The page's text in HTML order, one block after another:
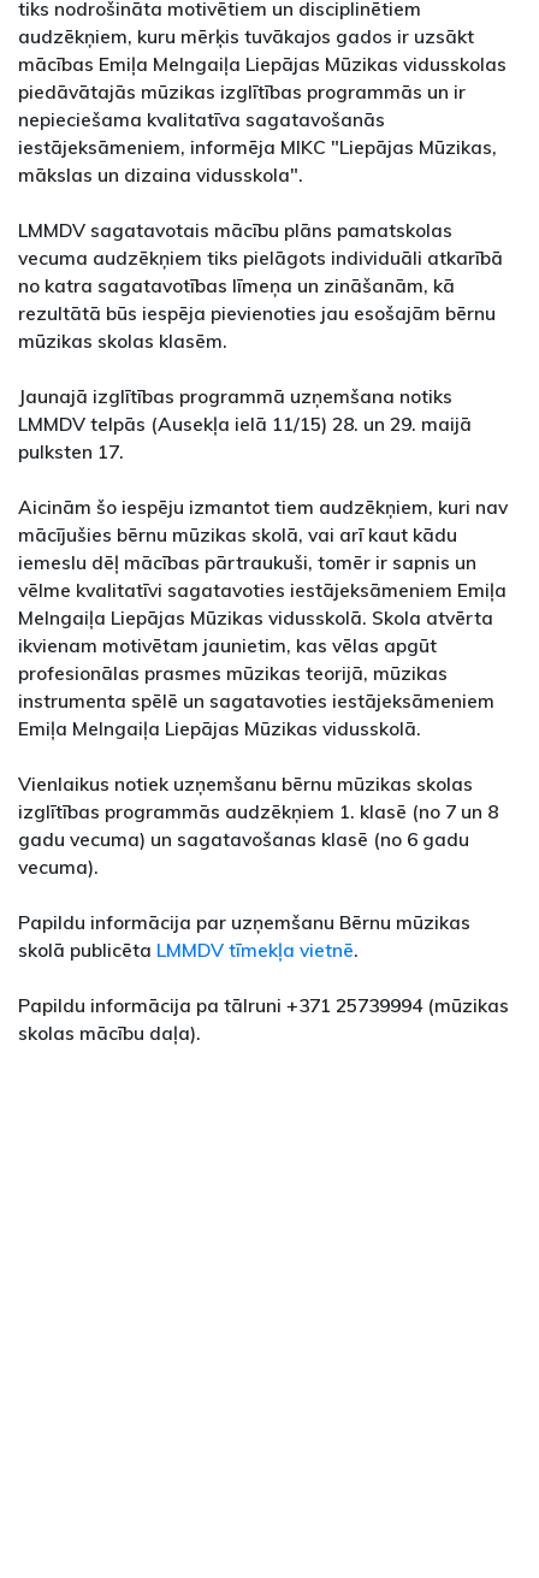
tiks nodrošināta motivētiem un disciplinētiem
audzēkņiem, kuru mērķis tuvākajos gados ir uzsākt
mācības Emiļa Melngaiļa Liepājas Mūzikas vidusskolas
piedāvātajās mūzikas izglītības programmās un ir
nepieciešama kvalitatīva sagatavošanās
iestājeksāmeniem, informēja MIKC "Liepājas Mūzikas,
mākslas un dizaina vidusskola".
LMMDV sagatavotais mācību plāns pamatskolas
vecuma audzēkņiem tiks pielāgots individuāli atkarībā
no katra sagatavotības līmeņa un zināšanām, kā
rezultātā būs iespēja pievienoties jau esošajām bērnu
mūzikas skolas klasēm.
Jaunajā izglītības programmā uzņemšana notiks
LMMDV telpās (Ausekļa ielā 11/15) 28. un 29. maijā
pulksten 17.
Aicinām šo iespēju izmantot tiem audzēkņiem, kuri nav
mācījušies bērnu mūzikas skolā, vai arī kaut kādu
iemeslu dēļ mācības pārtraukuši, tomēr ir sapnis un
vēlme kvalitatīvi sagatavoties iestājeksāmeniem Emiļa
Melngaiļa Liepājas Mūzikas vidusskolā. Skola atvērta
ikvienam motivētam jaunietim, kas vēlas apgūt
profesionālas prasmes mūzikas teorijā, mūzikas
instrumenta spēlē un sagatavoties iestājeksāmeniem
Emiļa Melngaiļa Liepājas Mūzikas vidusskolā.
Vienlaikus notiek uzņemšanu bērnu mūzikas skolas
izglītības programmās audzēkņiem 1. klasē (no 7 un 8
gadu vecuma) un sagatavošanas klasē (no 6 gadu
vecuma).
Papildu informācija par uzņemšanu Bērnu mūzikas
skolā publicēta LMMDV tīmekļa vietnē.
Papildu informācija pa tālruni +371 25739994 (mūzikas
skolas mācību daļa).